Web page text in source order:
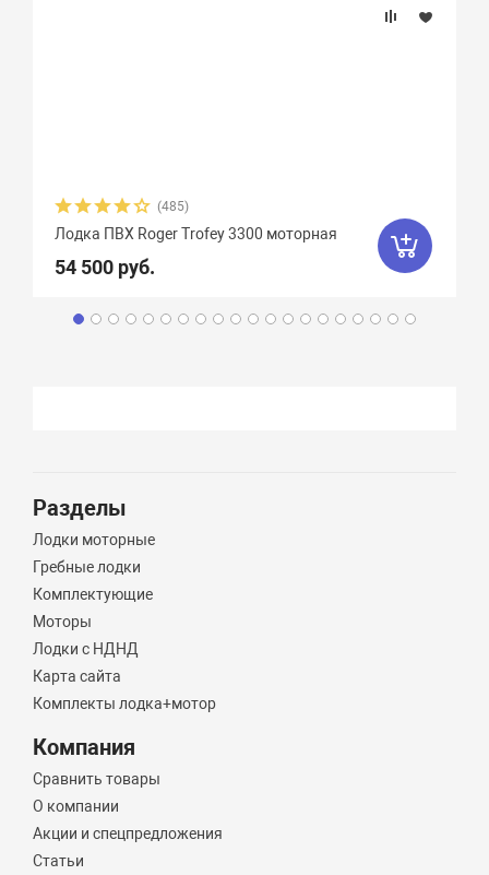
(485)
Лодка ПВХ Roger Trofey 3300 моторная
54 500 руб.
Разделы
Лодки моторные
Гребные лодки
Комплектующие
Моторы
Лодки с НДНД
Карта сайта
Комплекты лодка+мотор
Компания
Сравнить товары
О компании
Акции и спецпредложения
Статьи